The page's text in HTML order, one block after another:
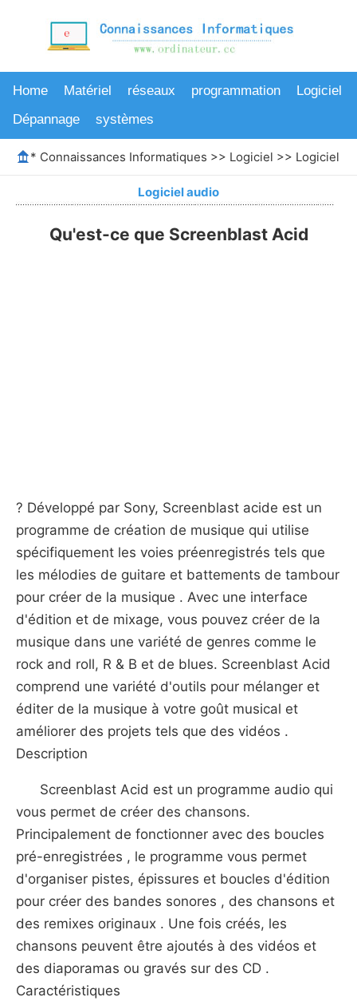
Home Matériel réseaux programmation
Logiciel
Dépannage
systèmes
* Connaissances Informatiques >> Logiciel >> Logiciel
Logiciel audio
Qu'est-ce que Screenblast Acid
? Développé par Sony, Screenblast acide est un
programme de création de musique qui utilise
spécifiquement les voies préenregistrés tels que
les mélodies de guitare et battements de tambour
pour créer de la musique . Avec une interface
d'édition et de mixage, vous pouvez créer de la
musique dans une variété de genres comme le
rock and roll, R & B et de blues. Screenblast Acid
comprend une variété d'outils pour mélanger et
éditer de la musique à votre goût musical et
améliorer des projets tels que des vidéos .
Description
Screenblast Acid est un programme audio qui
vous permet de créer des chansons.
Principalement de fonctionner avec des boucles
pré-enregistrées , le programme vous permet
d'organiser pistes, épissures et boucles d'édition
pour créer des bandes sonores , des chansons et
des remixes originaux . Une fois créés, les
chansons peuvent être ajoutés à des vidéos et
des diaporamas ou gravés sur des CD .
Caractéristiques